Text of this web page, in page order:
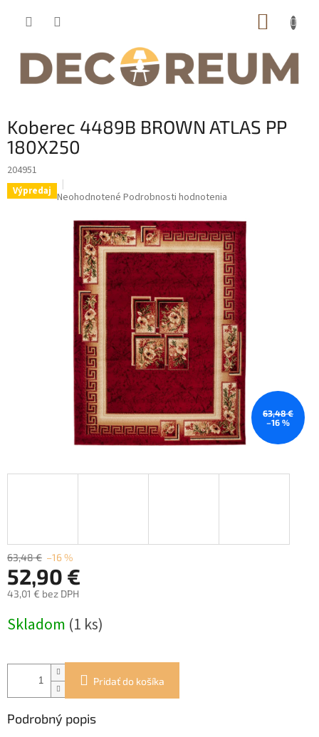
Koberec 4489B BROWN ATLAS PP
180X250
204951
Výpredaj Priemerné
produktu
hviezdičiek.
Neohodnotené Podrobnosti hodnotenia
63,48 €
–16 %
63,48 € –16 %
52,90 €
43,01 € bez DPH
cena:
Skladom (1 ks)
Pridať do košíka
Podrobný popis